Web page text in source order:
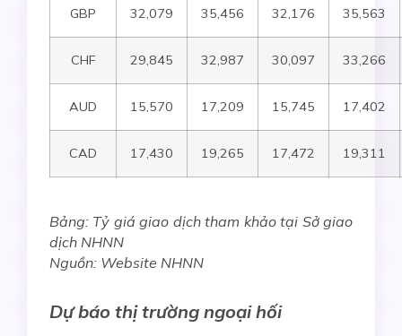
GBP 32,079 35,456 32,176 35,563
CHF 29,845 32,987 30,097 33,266
AUD 15,570 17,209 15,745 17,402
CAD 17,430 19,265 17,472 19,311
Bảng: Tỷ giá giao dịch tham khảo tại Sở giao
dịch NHNN
Nguồn: Website NHNN
Dự báo thị trường ngoại hối